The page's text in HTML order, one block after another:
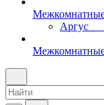
Аргус